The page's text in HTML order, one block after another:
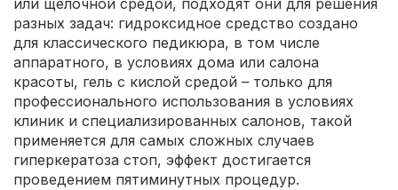
или щелочной средой, подходят они для решения
разных задач: гидроксидное средство создано
для классического педикюра, в том числе
аппаратного, в условиях дома или салона
красоты, гель с кислой средой – только для
профессионального использования в условиях
клиник и специализированных салонов, такой
применяется для самых сложных случаев
гиперкератоза стоп, эффект достигается
проведением пятиминутных процедур.